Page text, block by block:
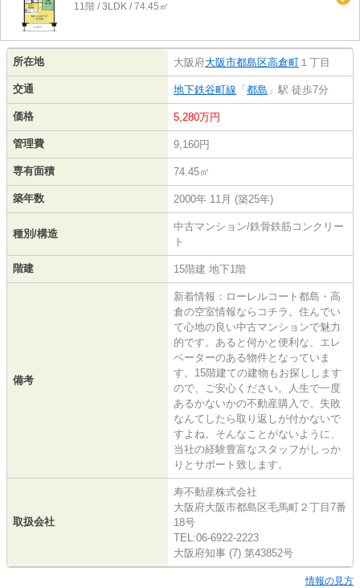
11階 / 3LDK / 74.45㎡
所在地 大阪府大阪市都島区高倉町 １丁目
交通 地下鉄谷町線 「 都島 」駅 徒歩7分
価格 5,280万円
管理費 9,160円
専有面積 74.45㎡
築年数 2000年 11月 (築25年)
種別/構造
中古マンション/鉄骨鉄筋コンクリー
ト
階建 15階建 地下1階
備考
新着情報：ローレルコート都島・高
倉の空室情報ならコチラ。住んでい
て心地の良い中古マンションで魅力
的です。あると何かと便利な、エレ
ベーターのある物件となっていま
す。15階建ての建物もお探しします
ので、ご安心ください。人生で一度
あるかないかの不動産購入で、失敗
なんてしたら取り返しが付かないで
すよね。そんなことがないように、
当社の経験豊富なスタッフがしっか
りとサポート致します。
取扱会社
寿不動産株式会社
大阪府大阪市都島区毛馬町２丁目7番
18号
TEL:06-6922-2223
大阪府知事 (7) 第43852号
情報の見方